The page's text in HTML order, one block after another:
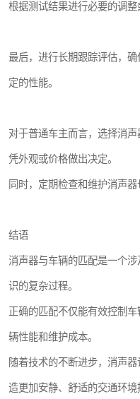
根据测试结果进行必要的调整
最后，进行长期跟踪评估，
定的性能。
对于普通车主而言，选择消
凭外观或价格做出决定。
同时，定期检查和维护消声
结语
消声器与车辆的匹配是一个
识的复杂过程。
正确的匹配不仅能有效控制
辆性能和维护成本。
随着技术的不断进步，消声
造更加安静、舒适的交通环境